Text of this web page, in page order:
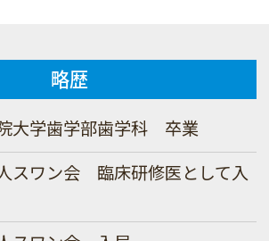
略歴
大学歯学部歯学科 卒業
スワン会 臨床研修医として入